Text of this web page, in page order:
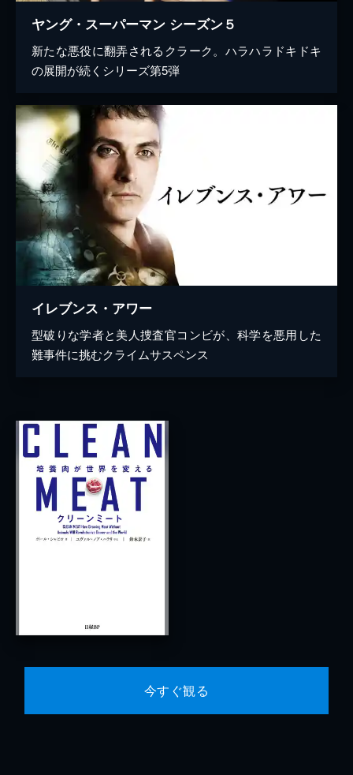
ヤング・スーパーマン シーズン５
新たな悪役に翻弄されるクラーク。ハラハラドキドキ
の展開が続くシリーズ第5弾
イレブンス・アワー
型破りな学者と美人捜査官コンビが、科学を悪用した
難事件に挑むクライムサスペンス
今すぐ観る